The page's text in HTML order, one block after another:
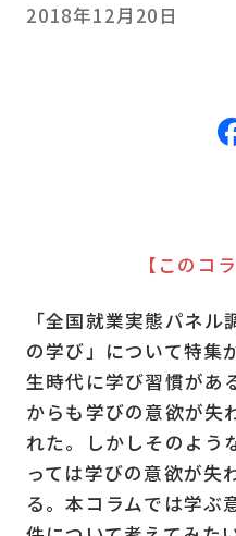
2018年12月20日
【このコ
「全国就業実態パネ
の学び」について特集
生時代に学び習慣があ
からも学びの意欲が失
れた。しかしそのよう
っては学びの意欲が失
る。本コラムでは学ぶ